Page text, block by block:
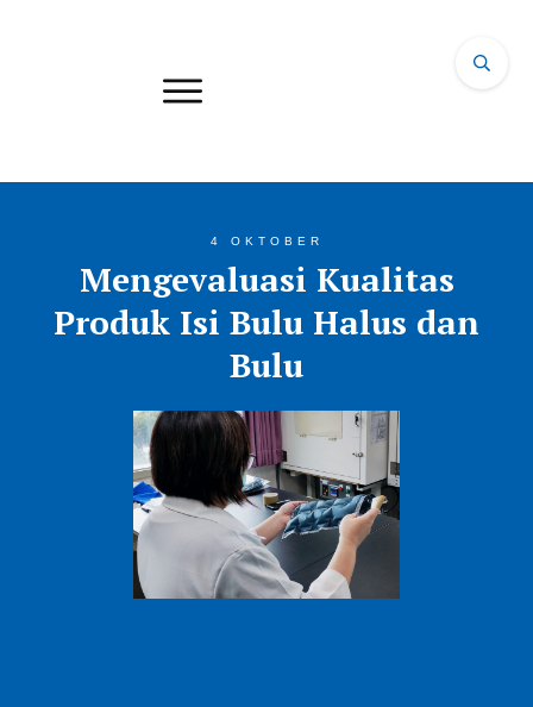
4 OKTOBER
Mengevaluasi Kualitas
Produk Isi Bulu Halus dan
Bulu